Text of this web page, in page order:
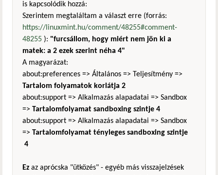
is kapcsolódik hozzá:
Szerintem megtaláltam a választ erre (forrás:
https://linuxmint.hu/comment/48255#comment-
48255 ): "furcsállom, hogy miért nem jön ki a
matek: a 2 ezek szerint néha 4"
A magyarázat:
about:preferences => Általános => Teljesítmény =>
Tartalom folyamatok korlátja 2
about:support => Alkalmazás alapadatai => Sandbox
=> Tartalomfolyamat sandboxing szintje 4
about:support => Alkalmazás alapadatai => Sandbox
=> Tartalomfolyamat tényleges sandboxing szintje
4
Ez az aprócska "ütközés" - egyéb más visszajelzések